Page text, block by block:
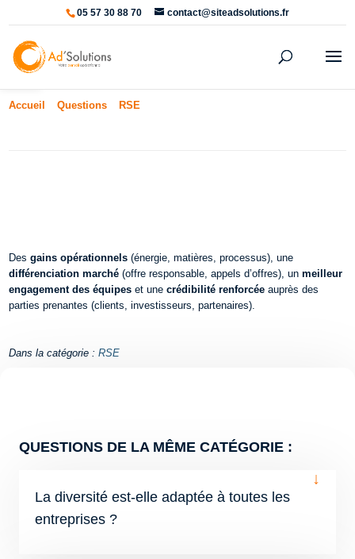
Ouvrir la barre d’outils
05 57 30 88 70 contact@siteadsolutions.fr
Accueil Questions RSE
Desgains opérationnels (énergie, matières, processus), une
différenciation marché (offre responsable, appels d’offres), unmeilleur
engagement des équipes et unecrédibilité renforcée auprès des
parties prenantes (clients, investisseurs, partenaires).
Dans la catégorie :RSE
QUESTIONS DE LA MÊME CATÉGORIE :
La diversité est-elle adaptée à toutes les
entreprises ?
↓